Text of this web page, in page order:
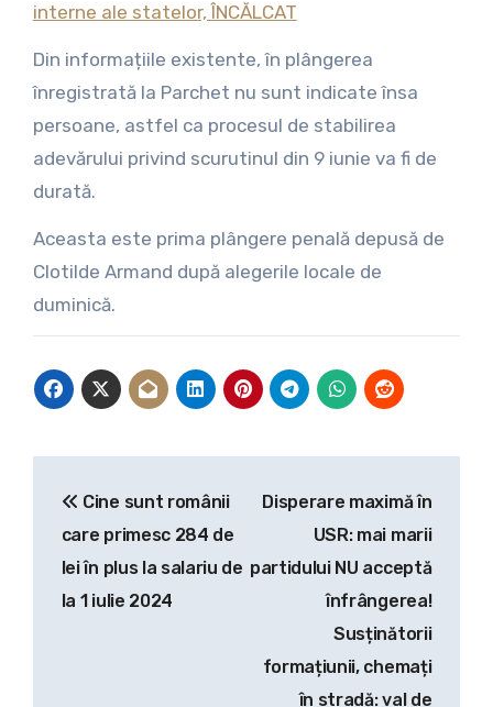
interne ale statelor, ÎNCĂLCAT
Din informațiile existente, în plângerea
înregistrată la Parchet nu sunt indicate însa
persoane, astfel ca procesul de stabilirea
adevărului privind scurutinul din 9 iunie va fi de
durată.
Aceasta este prima plângere penală depusă de
Clotilde Armand după alegerile locale de
duminică.
articole
Cine sunt românii
care primesc 284 de
lei în plus la salariu de
la 1 iulie 2024
Disperare maximă în
USR: mai marii
partidului NU acceptă
înfrângerea!
Susținătorii
formațiunii, chemați
în stradă: val de